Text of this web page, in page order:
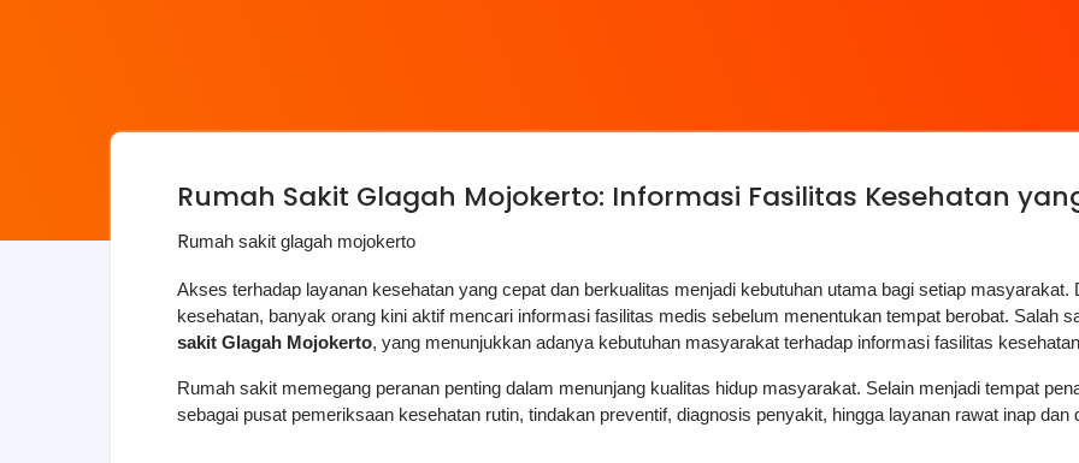
Rumah Sakit Glagah Mojokerto: Informasi Fasilitas Kesehatan
Rumah sakit glagah mojokerto
Akses terhadap layanan kesehatan yang cepat dan berkualitas menjadi kebutuhan utama bagi setiap
kesehatan, banyak orang kini aktif mencari informasi fasilitas medis sebelum menentukan tempat berobat. Salah
sakit Glagah Mojokerto, yang menunjukkan adanya kebutuhan masyarakat terhadap informasi fasilitas
Rumah sakit memegang peranan penting dalam menunjang kualitas hidup masyarakat. Selain menjadi tempat
sebagai pusat pemeriksaan kesehatan rutin, tindakan preventif, diagnosis penyakit, hingga layanan rawat inap dan